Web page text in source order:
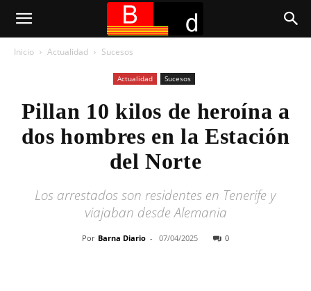
Inicio Actualidad Sucesos
Actualidad Sucesos
Pillan 10 kilos de heroína a
dos hombres en la Estación
del Norte
Los arrestados son residentes en Tenerife y
viajaban desde Alemania
Por Barna Diario - 07/04/2025 0